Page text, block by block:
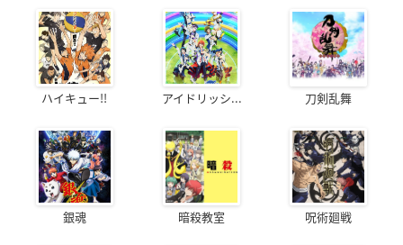
ハイキュー!! アイドリッシ... 刀剣乱舞
銀魂 暗殺教室 呪術廻戦